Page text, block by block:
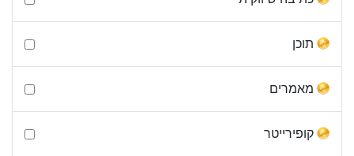
תוכן
מאמרים
קופירייטר